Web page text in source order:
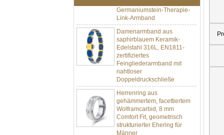
Link-Armband
Damenarmband aus
saphirblauem Keramik-
Edelstahl 316L, EN1811-
zertifiziertes
Feingliederarmband mit
nahtloser
Doppeldruckschließe
Herrenring aus
gehämmertem, facettiertem
Wolframcarbid, 8 mm
Comfort Fit, geometrisch
strukturierter Ehering für
Männer